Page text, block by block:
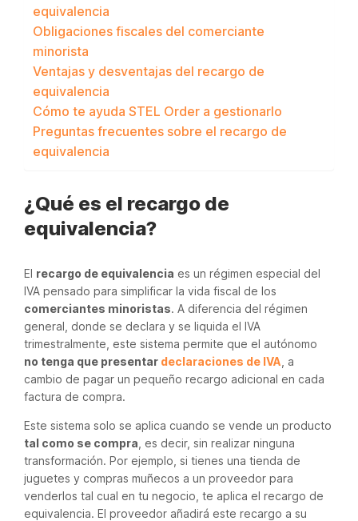
equivalencia
Obligaciones fiscales del comerciante
minorista
Ventajas y desventajas del recargo de
equivalencia
Cómo te ayuda STEL Order a gestionarlo
Preguntas frecuentes sobre el recargo de
equivalencia
¿Qué es el recargo de
equivalencia?
El recargo de equivalencia es un régimen especial del
IVA pensado para simplificar la vida fiscal de los
comerciantes minoristas. A diferencia del régimen
general, donde se declara y se liquida el IVA
trimestralmente, este sistema permite que el autónomo
no tenga que presentar declaraciones de IVA , a
cambio de pagar un pequeño recargo adicional en cada
factura de compra.
Este sistema solo se aplica cuando se vende un producto
tal como se compra , es decir, sin realizar ninguna
transformación. Por ejemplo, si tienes una tienda de
juguetes y compras muñecos a un proveedor para
venderlos tal cual en tu negocio, te aplica el recargo de
equivalencia. El proveedor añadirá este recargo a su